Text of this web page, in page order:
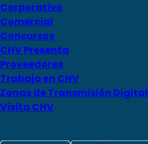
Corporativo
Comercial
Concursos
CHV Presenta
Proveedores
Trabaja en CHV
Zonas de Transmisión Digital
Visita CHV